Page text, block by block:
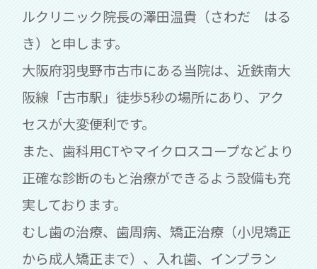
ルクリニック院長の澤田温貴（さわだ はる
き）と申します。
大阪府羽曳野市古市にある当院は、近鉄南大
阪線「古市駅」徒歩5秒の場所にあり、アク
セスが大変便利です。
また、歯科用CTやマイクロスコープなどより
正確な診断のもと治療ができるよう設備も充
実しております。
むし歯の治療、歯周病、矯正治療（小児矯正
から成人矯正まで）、入れ歯、インプラン